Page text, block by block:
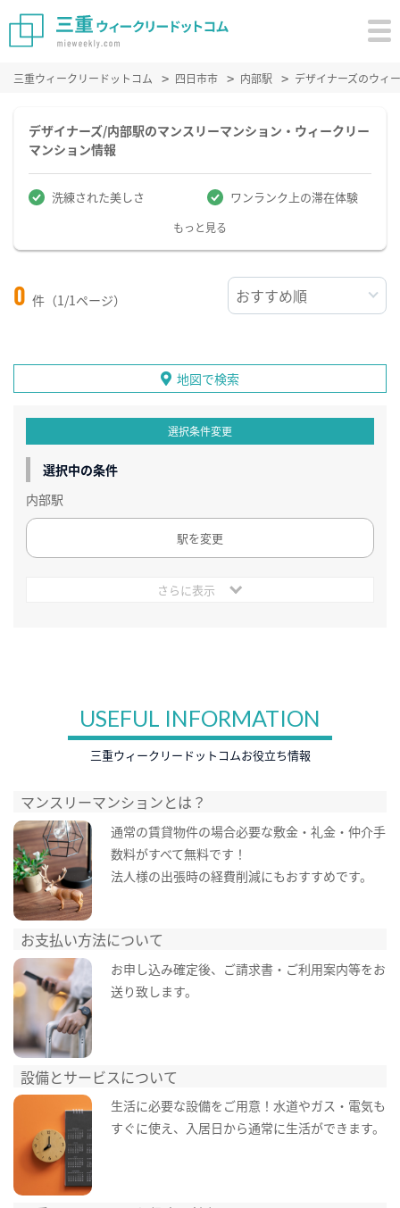
三重ウィークリードットコム 四日市市 内部駅 デザイナーズのウィ
デザイナーズ/内部駅のマンスリーマンション・ウィークリー
マンション情報
洗練された美しさ ワンランク上の滞在体験
もっと見る
0 件（1/1ページ）
地図で検索
選択条件変更
選択中の条件
内部駅
駅を変更
さらに表示
USEFUL INFORMATION
三重ウィークリードットコムお役立ち情報
マンスリーマンションとは？
通常の賃貸物件の場合必要な敷金・礼金・仲介手
数料がすべて無料です！
法人様の出張時の経費削減にもおすすめです。
お支払い方法について
お申し込み確定後、ご請求書・ご利用案内等をお
送り致します。
設備とサービスについて
生活に必要な設備をご用意！水道やガス・電気も
すぐに使え、入居日から通常に生活ができます。